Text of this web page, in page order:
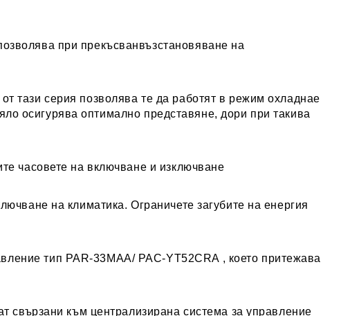
при прекъсванвъзстановяване на
тази серия позволява те да работят в режим охладнае
осигурява оптимално представяне, дори при такива
часовете на включване и изключване
на климатика. Ограничете загубите на енергия
тип PAR-33MAA/ PAC-YT52CRA , което притежава
свързани към централизирана система за управление